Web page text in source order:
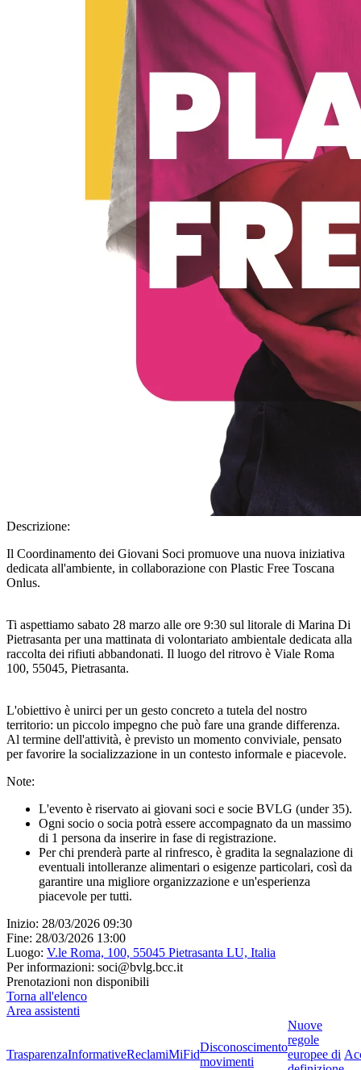
Descrizione:
Il Coordinamento dei Giovani Soci promuove una nuova iniziativa
dedicata all'ambiente, in collaborazione con Plastic Free Toscana
Onlus.
Ti aspettiamo sabato 28 marzo alle ore 9:30 sul litorale di Marina Di
Pietrasanta per una mattinata di volontariato ambientale dedicata alla
raccolta dei rifiuti abbandonati. Il luogo del ritrovo è Viale Roma
100, 55045, Pietrasanta.
L'obiettivo è unirci per un gesto concreto a tutela del nostro
territorio: un piccolo impegno che può fare una grande differenza.
Al termine dell'attività, è previsto un momento conviviale, pensato
per favorire la socializzazione in un contesto informale e piacevole.
Note:
L'evento è riservato ai giovani soci e socie BVLG (under 35).
Ogni socio o socia potrà essere accompagnato da un massimo
di 1 persona da inserire in fase di registrazione.
Per chi prenderà parte al rinfresco, è gradita la segnalazione di
eventuali intolleranze alimentari o esigenze particolari, così da
garantire una migliore organizzazione e un'esperienza
piacevole per tutti.
Inizio: 28/03/2026 09:30
Fine: 28/03/2026 13:00
Luogo: V.le Roma, 100, 55045 Pietrasanta LU, Italia
Per informazioni: soci@bvlg.bcc.it
Prenotazioni non disponibili
Torna all'elenco
Area assistenti
TrasparenzaInformativeReclamiMiFid
Disconoscimento
movimenti
Nuove
regole
europee di